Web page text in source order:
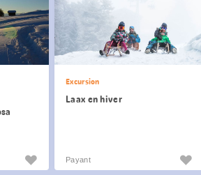
Excursion
Laax en hiver
Payant